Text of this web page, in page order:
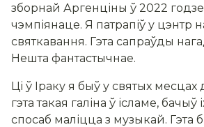
зборнай Аргенціны ў 2022
чэмпіянаце. Я патрапіў у цэнтр
святкавання. Гэта сапраўды
Нешта фантастычнае.
Ці ў Іраку я быў у святых
гэта такая галіна ў ісламе,
спосаб маліцца з музыкай. Гэта